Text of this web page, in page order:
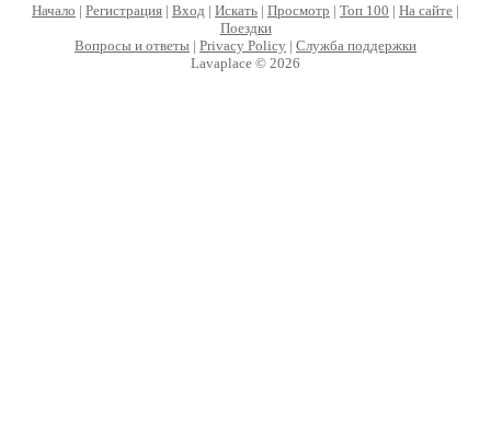
Начало | Регистрация | Вход | Искать | Просмотр | Топ 100 | На сайте |
Поездки
Вопросы и ответы | Privacy Policy | Служба поддержки
Lavaplace © 2026